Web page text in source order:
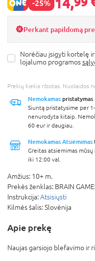
-25%
Perkant papildomą
Norėčiau įsigyti kortelę
lojalumo programos
Prekių kiekis ribotas. Nuolaidos
Nemokamas pristatymas
Siuntą pristatysime per
nenurodyta kitaip.
60 eur ir daugiau.
Nemokamas Atsiėmimas
Greitas atsiėmimas
iki 12:00 val.
Amžius: 10+ m.
Prekės ženklas: BRAIN
Instrukcija:Atsisiųsti
Kilmės šalis:Slovėnija
Apie prekę
Naujas garsiojo blefavimo ir